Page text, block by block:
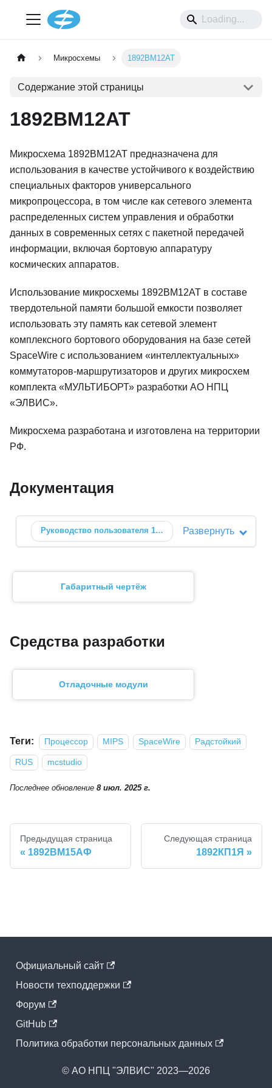
Микросхемы 1892ВМ12АТ
Содержание этой страницы
1892ВМ12АТ
Микросхема 1892ВМ12АТ предназначена для
использования в качестве устойчивого к воздействию
специальных факторов универсального
микропроцессора, в том числе как сетевого элемента
распределенных систем управления и обработки
данных в современных сетях с пакетной передачей
информации, включая бортовую аппаратуру
космических аппаратов.
Использование микросхемы 1892ВМ12АТ в составе
твердотельной памяти большой емкости позволяет
использовать эту память как сетевой элемент
комплексного бортового оборудования на базе сетей
SpaceWire с использованием «интеллектуальных»
коммутаторов‐маршрутизаторов и других микросхем
комплекта «МУЛЬТИБОРТ» разработки АО НПЦ
«ЭЛВИС».
Микросхема разработана и изготовлена на территории
РФ.
Документация
Руководство пользователя 1892ВМ12АТ 🗗
Развернуть
Габаритный чертёж
Средства разработки
Отладочные модули
Теги: Процессор MIPS SpaceWire Радстойкий
RUS mcstudio
Последнее обновление 8 июл. 2025 г.
Предыдущая страница
1892ВМ15АФ
Следующая страница
1892КП1Я
Официальный cайт
Новости техподдержки
Форум
GitHub
Политика обработки персональных данных
© АО НПЦ "ЭЛВИС" 2023—2026